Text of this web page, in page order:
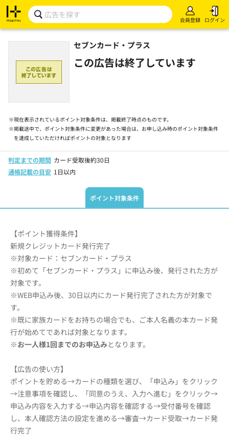
会員登録 ログイン
セブンカード・プラス
この広告は終了しています
※現在表示されているポイント対象条件は、掲載終了時点のものです。
※掲載途中で、ポイント対象条件に変更があった場合は、お申し込み時のポイント対象条件
を達成していただければポイントの対象となります
判定までの期間 カード受取後約30日
通帳記載の目安 1日以内
ポイント対象条件
【ポイント獲得条件】
新規クレジットカード発行完了
※対象カード：セブンカード・プラス
※初めて「セブンカード・プラス」に申込み後、発行された方が
対象です。
※WEB申込み後、30日以内にカード発行完了された方が対象で
す。
※既に家族カードをお持ちの場合でも、ご本人名義の本カード発
行が始めてであれば対象となります。
※お一人様1回までのお申込みとなります。
【広告の使い方】
ポイントを貯める→カードの種類を選び、「申込み」をクリック
→注意事項を確認し、「同意のうえ、入力へ進む」をクリック→
申込み内容を入力する→申込内容を確認する→受付番号を確認
し、本人確認方法の設定を進める→審査→カード受取→カード発
行完了